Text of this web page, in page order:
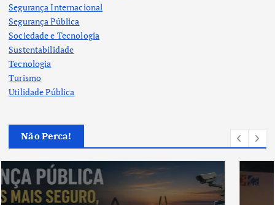
Segurança Internacional
Segurança Pública
Sociedade e Tecnologia
Sustentabilidade
Tecnologia
Turismo
Utilidade Pública
Não Perca!